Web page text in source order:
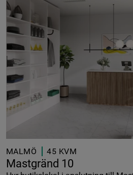
MALMÖ 45 KVM
Mastgränd 10